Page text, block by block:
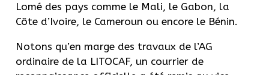
Lomé des pays comme le Mali, le Gabon, la
Côte d’Ivoire, le Cameroun ou encore le Bénin.
Notons qu’en marge des travaux de l’AG
ordinaire de la LITOCAF, un courrier de